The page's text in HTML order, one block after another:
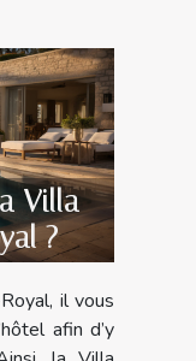
Villa
?
il vous
afin d’y